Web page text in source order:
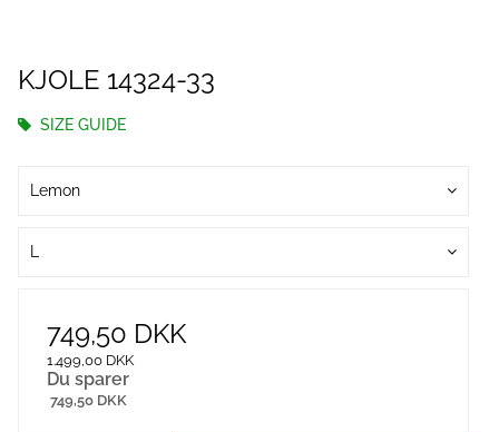
KJOLE 14324-33
SIZE GUIDE
Lemon
749,50 DKK
1.499,00 DKK
Du sparer
749,50 DKK